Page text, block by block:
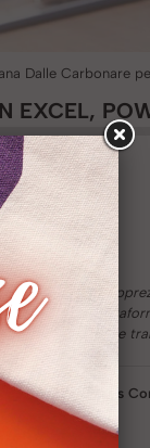
EXCEL,
inoltre ho
che la
è facile accedere
Group Business